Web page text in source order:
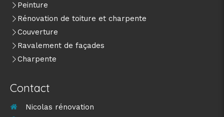
Peinture
Rénovation de toiture et charpente
Couverture
Ravalement de façades
Charpente
Contact
Nicolas rénovation